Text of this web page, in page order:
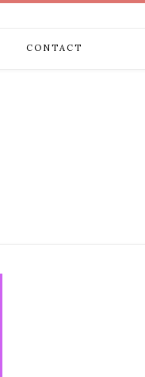
CONTACT